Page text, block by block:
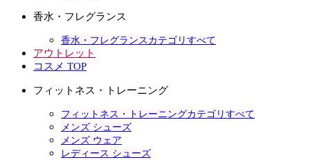
香水・フレグランス
香水・フレグランスカテゴリすべて
アウトレット
コスメ TOP
フィットネス・トレーニング
フィットネス・トレーニングカテゴリすべて
メンズ シューズ
メンズ ウェア
レディース シューズ